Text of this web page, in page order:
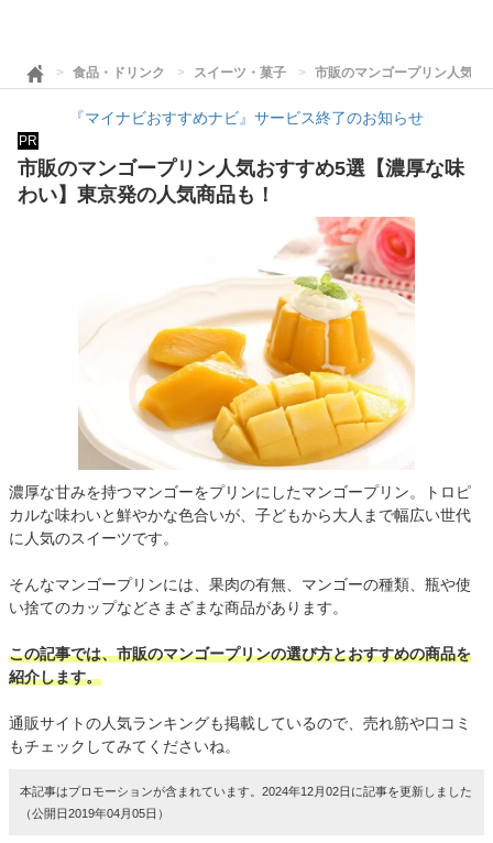
食品・ドリンク スイーツ・菓子 市販のマンゴープリン人気お
『マイナビおすすめナビ』サービス終了のお知らせ
PR
市販のマンゴープリン人気おすすめ5選【濃厚な味
わい】東京発の人気商品も！
濃厚な甘みを持つマンゴーをプリンにしたマンゴープリン。トロピ
カルな味わいと鮮やかな色合いが、子どもから大人まで幅広い世代
に人気のスイーツです。
そんなマンゴープリンには、果肉の有無、マンゴーの種類、瓶や使
い捨てのカップなどさまざまな商品があります。
この記事では、市販のマンゴープリンの選び方とおすすめの商品を
紹介します。
通販サイトの人気ランキングも掲載しているので、売れ筋や口コミ
もチェックしてみてくださいね。
本記事はプロモーションが含まれています。2024年12月02日に記事を更新しました
（公開日2019年04月05日）